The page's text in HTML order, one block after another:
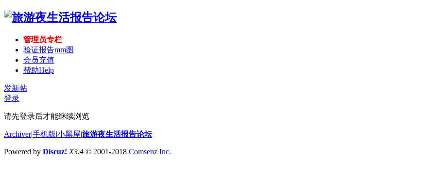
管理员专栏
验证报告mm图
会员充值
帮助Help
发新帖
登录
请先登录后才能继续浏览
Archiver|手机版|小黑屋|旅游夜生活报告论坛
Powered by Discuz! X3.4 © 2001-2018 Comsenz Inc.